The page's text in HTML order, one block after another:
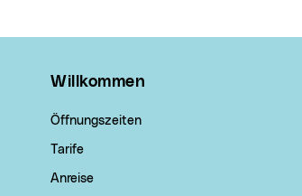
Willkommen
Öffnungszeiten
Tarife
Anreise